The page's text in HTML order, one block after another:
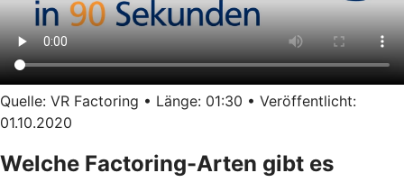
Quelle: VR Factoring • Länge: 01:30 • Veröffentlicht:
01.10.2020
Welche Factoring-Arten gibt es